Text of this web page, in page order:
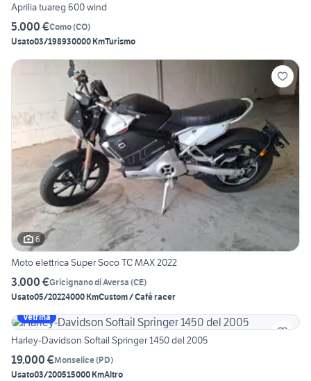
Aprilia tuareg 600 wind
5.000 €Como(CO)
Usato03/198930000 KmTurismo
6
Moto elettrica Super Soco TC MAX 2022
3.000 €Gricignano di Aversa (CE)
Usato05/20224000 KmCustom / Café racer
Vetrina
Harley-Davidson Softail Springer 1450 del 2005
19.000 €Monselice(PD)
Usato03/200515000 KmAltro